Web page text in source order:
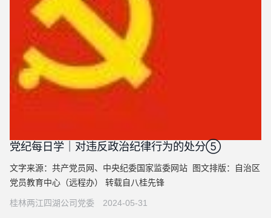
党纪每日学｜对违反政治纪律行为的处分⑤
文字来源：共产党员网、中央纪委国家监委网站 图文排版：自治区
党员教育中心（远程办） 转载自八桂先锋
桂林两江四湖公司党委 2024-05-31